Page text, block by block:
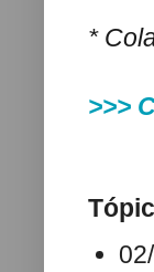
*
>>>